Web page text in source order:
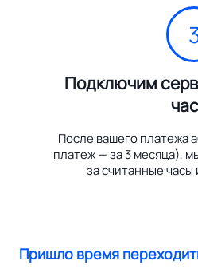
Подключим
После вашего платежа
платеж — за 3 месяца),
за считанные
Пришло время